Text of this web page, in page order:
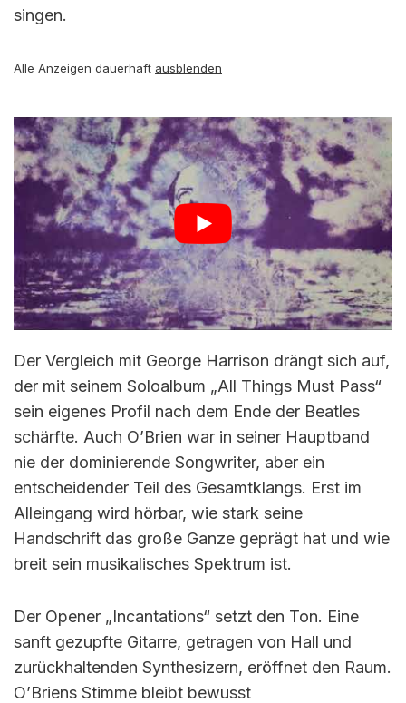
singen.
Alle Anzeigen dauerhaft ausblenden
Der Vergleich mit George Harrison drängt sich auf,
der mit seinem Soloalbum „All Things Must Pass“
sein eigenes Profil nach dem Ende der Beatles
schärfte. Auch O’Brien war in seiner Hauptband
nie der dominierende Songwriter, aber ein
entscheidender Teil des Gesamtklangs. Erst im
Alleingang wird hörbar, wie stark seine
Handschrift das große Ganze geprägt hat und wie
breit sein musikalisches Spektrum ist.
Der Opener „Incantations“ setzt den Ton. Eine
sanft gezupfte Gitarre, getragen von Hall und
zurückhaltenden Synthesizern, eröffnet den Raum.
O’Briens Stimme bleibt bewusst